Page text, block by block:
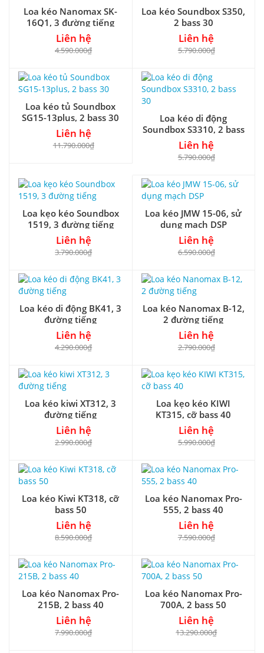
Loa kéo Nanomax SK-
16Q1, 3 đường tiếng
Liên hệ
4.590.000₫
Loa kéo Soundbox S350,
2 bass 30
Liên hệ
5.790.000₫
Loa kéo tủ Soundbox
SG15-13plus, 2 bass 30
Liên hệ
11.790.000₫
Loa kéo di động
Soundbox S3310, 2 bass
30
Liên hệ
5.790.000₫
Loa kẹo kéo Soundbox
1519, 3 đường tiếng
Liên hệ
3.790.000₫
Loa kéo JMW 15-06, sử
dụng mạch DSP
Liên hệ
6.590.000₫
Loa kéo di động BK41, 3
đường tiếng
Liên hệ
4.290.000₫
Loa kéo Nanomax B-12,
2 đường tiếng
Liên hệ
2.790.000₫
Loa kéo kiwi XT312, 3
đường tiếng
Liên hệ
2.990.000₫
Loa kẹo kéo KIWI
KT315, cỡ bass 40
Liên hệ
5.990.000₫
Loa kéo Kiwi KT318, cỡ
bass 50
Liên hệ
8.590.000₫
Loa kéo Nanomax Pro-
555, 2 bass 40
Liên hệ
7.590.000₫
Loa kéo Nanomax Pro-
215B, 2 bass 40
Liên hệ
7.990.000₫
Loa kéo Nanomax Pro-
700A, 2 bass 50
Liên hệ
13.290.000₫